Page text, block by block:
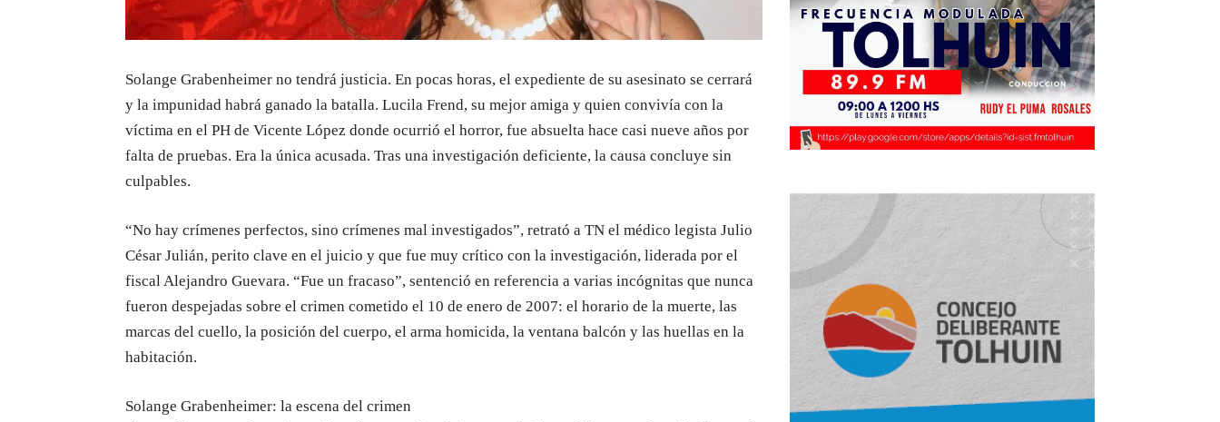
Solange Grabenheimer no tendrá justicia. En pocas horas, el expediente de su asesinato se cerrará
y la impunidad habrá ganado la batalla. Lucila Frend, su mejor amiga y quien convivía con la
víctima en el PH de Vicente López donde ocurrió el horror, fue absuelta hace casi nueve años por
falta de pruebas. Era la única acusada. Tras una investigación deficiente, la causa concluye sin
culpables.
“No hay crímenes perfectos, sino crímenes mal investigados”, retrató a TN el médico legista Julio
César Julián, perito clave en el juicio y que fue muy crítico con la investigación, liderada por el
fiscal Alejandro Guevara. “Fue un fracaso”, sentenció en referencia a varias incógnitas que nunca
fueron despejadas sobre el crimen cometido el 10 de enero de 2007: el horario de la muerte, las
marcas del cuello, la posición del cuerpo, el arma homicida, la ventana balcón y las huellas en la
habitación.
Solange Grabenheimer: la escena del crimen